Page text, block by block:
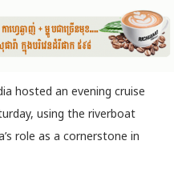
hosted an evening cruise
using the riverboat
role as a cornerstone in